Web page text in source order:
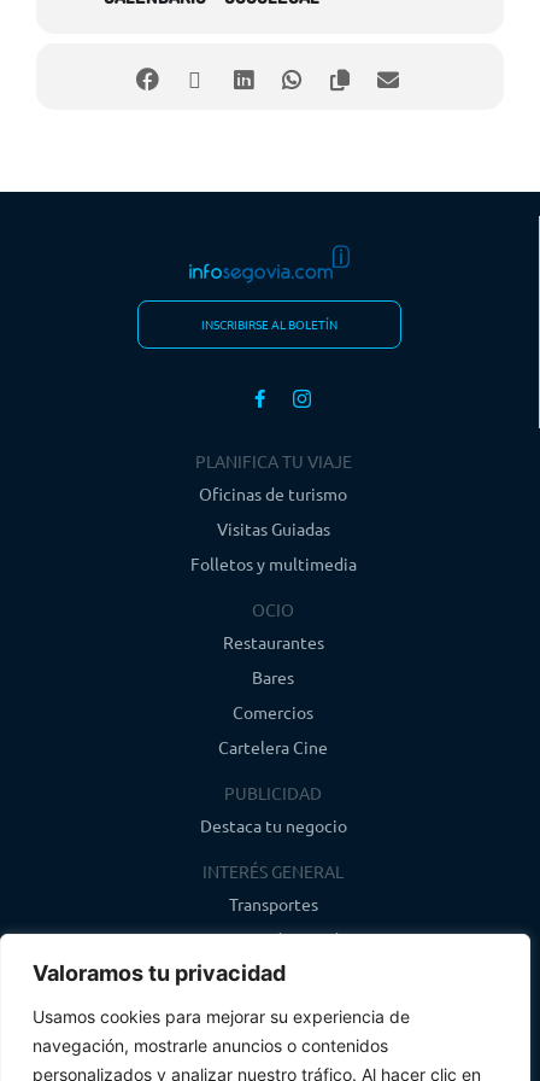
Valoramos tu privacidad
Usamos cookies para mejorar su experiencia de
navegación, mostrarle anuncios o contenidos
personalizados y analizar nuestro tráfico. Al hacer clic en
Escenografía Tomás Lorente
INSCRIBIRSE AL BOLETÍN
PLANIFICA TU VIAJE
Oficinas de turismo
Visitas Guiadas
Folletos y multimedia
OCIO
Restaurantes
Bares
Comercios
Cartelera Cine
PUBLICIDAD
Destaca tu negocio
INTERÉS GENERAL
Transportes
Farmacias de guardia
Canal de WhatsApp
Último boletín